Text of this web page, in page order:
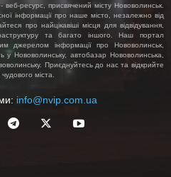
ресурс, присвячений місту Нововолинськ.
інформації про наше місто, незалежно від
про найцікавіші місця для відвідування,
та багато іншого. Наш портал
джерелом інформації про Нововолинськ,
у Нововолинську, автобазар Нововолинська,
Приєднуйтесь до нас та відкрийте
міста.
info@nvip.com.ua